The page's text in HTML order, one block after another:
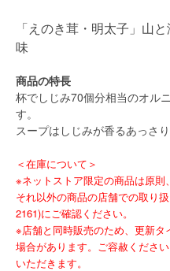
「えのき茸・明太子」山
味
商品の特長
杯でしじみ70個分相当のオル
す。
スープはしじみが香るあっさ
＜在庫について＞
※ネットストア限定の商品は原則
それ以外の商品の店舗での取り
2161)にご確認ください。
※店舗と同時販売のため、更新
場合があります。ご容赦くださ
いただきます。